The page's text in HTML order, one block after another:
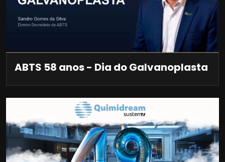
ABTS 58 anos - Dia do Galvanoplasta